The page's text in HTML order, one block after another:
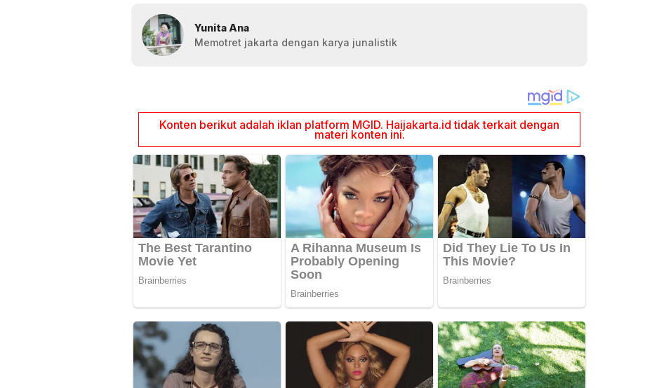
Yunita Ana
Memotret jakarta dengan karya junalistik